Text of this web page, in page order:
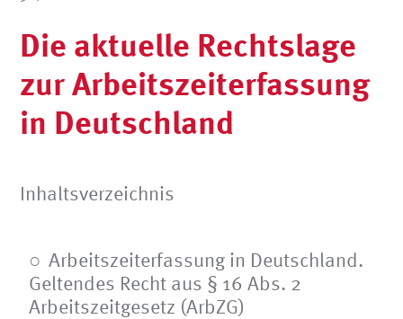
Die aktuelle Rechtslage
zur Arbeitszeiterfassung
in Deutschland
Inhaltsverzeichnis
Arbeitszeiterfassung in Deutschland.
Geltendes Recht aus § 16 Abs. 2
Arbeitszeitgesetz (ArbZG)